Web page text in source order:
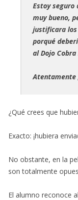
Estoy seguro
muy bueno,
justificara los
porqué
al Dojo Cobra
Atentamente
¿Qué crees que
Exacto: ¡hubiera
No obstante, en la
son totalmente
El alumno reconoce